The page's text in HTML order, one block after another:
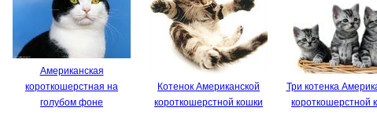
Американская
короткошерстная на
голубом фоне
Котенок Американской
короткошерстной кошки
Три котенка
короткошерстной